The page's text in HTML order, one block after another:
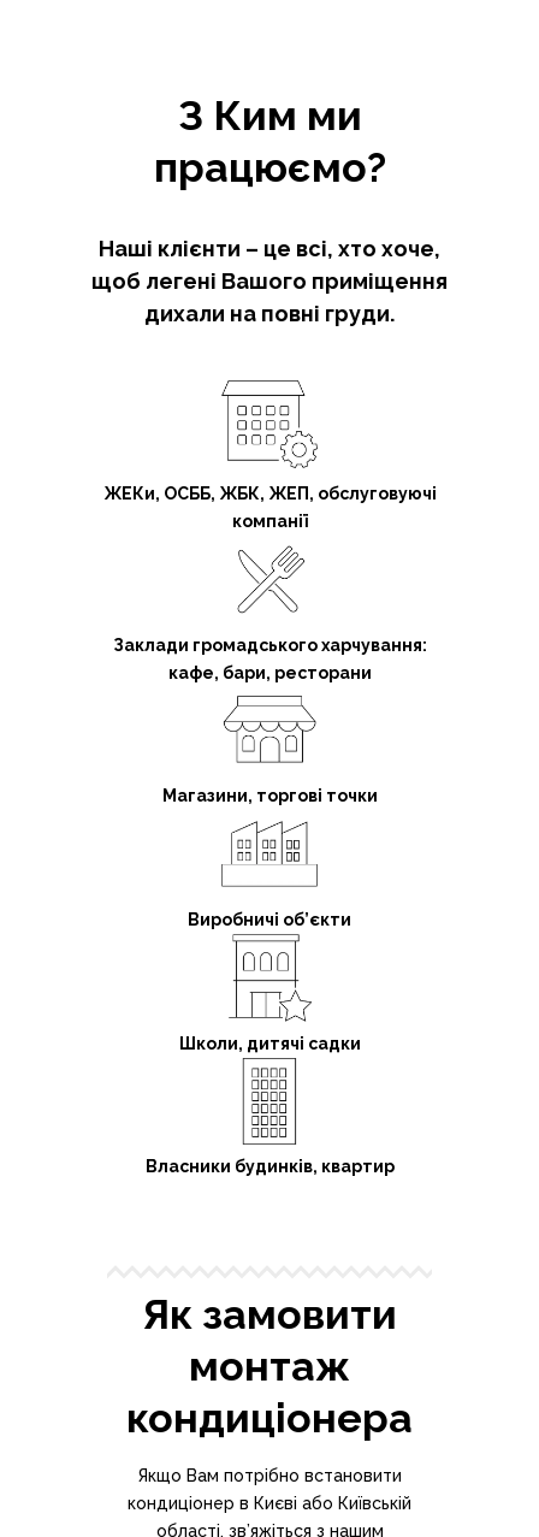
З Ким ми
працюємо?
Наші клієнти – це всі, хто хоче,
щоб легені Вашого приміщення
дихали на повні груди.
ЖЕКи, ОСББ, ЖБК, ЖЕП, обслуговуючі
компанії
Заклади громадського харчування:
кафе, бари, ресторани
Магазини, торгові точки
Виробничі об’єкти
Школи, дитячі садки
Власники будинків, квартир
Як замовити
монтаж
кондиціонера
Якщо Вам потрібно встановити
кондиціонер в Києві або Київській
області, зв’яжіться з нашим